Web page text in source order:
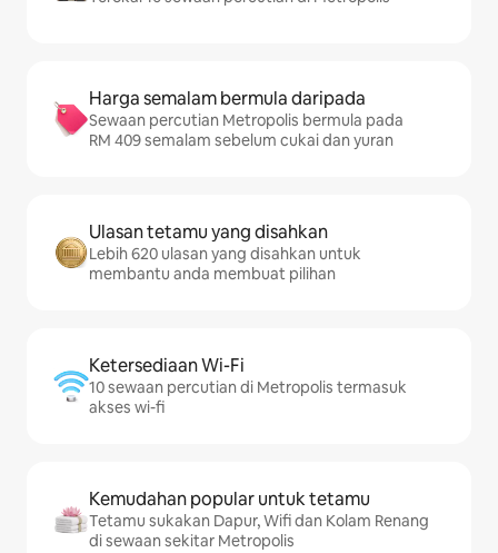
Harga semalam bermula daripada
Sewaan percutian Metropolis bermula pada
RM 409 semalam sebelum cukai dan yuran
Ulasan tetamu yang disahkan
Lebih 620 ulasan yang disahkan untuk
membantu anda membuat pilihan
Ketersediaan Wi-Fi
10 sewaan percutian di Metropolis termasuk
akses wi-fi
Kemudahan popular untuk tetamu
Tetamu sukakan Dapur, Wifi dan Kolam Renang
di sewaan sekitar Metropolis